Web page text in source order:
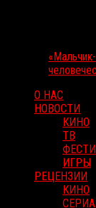
О НАС
НОВОСТИ
КИНО
ТВ
ИГРЫ
РЕЦЕНЗИИ
КИНО